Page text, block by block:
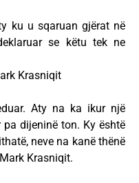
ku u sqaruan gjërat në
se këtu tek ne
Krasniqit
Aty na ka ikur një
pa dijeninë ton. Ky është
neve na kanë thënë
Krasniqit.